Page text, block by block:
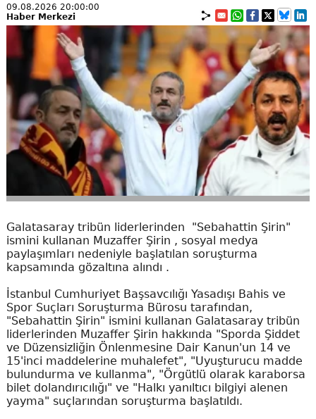
09.08.2026 20:00:00
Haber Merkezi
Galatasaray tribün liderlerinden "Sebahattin Şirin"
ismini kullanan Muzaffer Şirin , sosyal medya
paylaşımları nedeniyle başlatılan soruşturma
kapsamında gözaltına alındı .
İstanbul Cumhuriyet Başsavcılığı Yasadışı Bahis ve
Spor Suçları Soruşturma Bürosu tarafından,
"Sebahattin Şirin" ismini kullanan Galatasaray tribün
liderlerinden Muzaffer Şirin hakkında "Sporda Şiddet
ve Düzensizliğin Önlenmesine Dair Kanun'un 14 ve
15'inci maddelerine muhalefet", "Uyuşturucu madde
bulundurma ve kullanma", "Örgütlü olarak karaborsa
bilet dolandırıcılığı" ve "Halkı yanıltıcı bilgiyi alenen
yayma" suçlarından soruşturma başlatıldı.